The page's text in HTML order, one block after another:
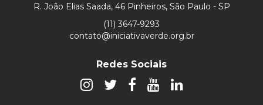
R. João Elias Saada, 46 Pinheiros, São Paulo - SP
(11) 3647-9293
contato@iniciativaverde.org.br
Redes Sociais